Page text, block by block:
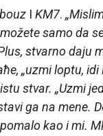
I KM7.
samo da
stvarno daju
„uzmi loptu,
stvar. „Uzmi
ga na mene.
kao i mi.